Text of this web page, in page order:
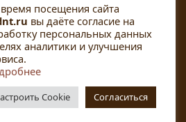
посещения сайта
вы даёте согласие на
персональных данных
аналитики и улучшения
Cookie Согласиться
Дом народного творчества,
2015 - 2026